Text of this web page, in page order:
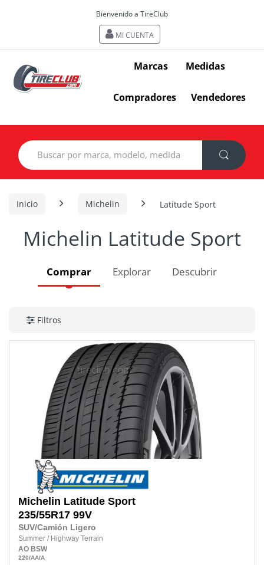
Bienvenido a TireClub
MI CUENTA
Marcas Medidas
Compradores Vendedores
Search
for:
Inicio Michelin Latitude Sport
Michelin Latitude Sport
Comprar Explorar Descubrir
Filtros
Michelin Latitude Sport
235/55R17 99V
SUV/Camión Ligero
Summer / Highway Terrain
AO BSW
220/AA/A